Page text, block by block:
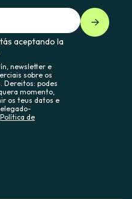
aceptando la
newsletter e
sobre os
Dereitos: podes
momento,
os teus datos e
Política de